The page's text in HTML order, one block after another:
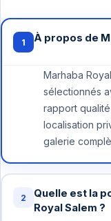
1 À propos de
Marhaba
sélectionnés
rapport
localisation
galerie
2
Quelle est la
Royal Salem ?